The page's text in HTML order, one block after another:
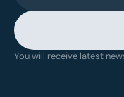
You will receive latest